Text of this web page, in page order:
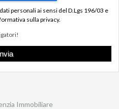
personali ai sensi del D.Lgs 196/03 e
sulla privacy.
Immobiliare